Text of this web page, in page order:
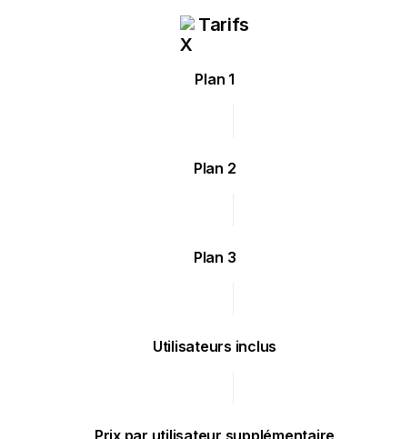
Tarifs
Plan 1
Plan 2
Plan 3
Utilisateurs inclus
Prix par utilisateur supplémentaire